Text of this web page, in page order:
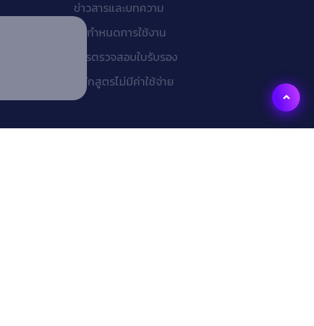
ข่าวสารและบทความ
ข้อกำหนดการใช้งาน
การตรวจสอบใบรับรอง
หลักสูตรไม่มีค่าใช้จ่าย